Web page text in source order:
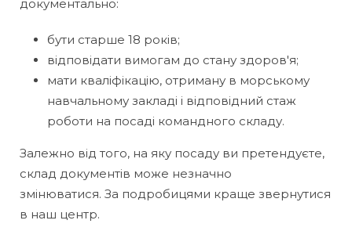
документально:
бути старше 18 років;
відповідати вимогам до стану здоров'я;
мати кваліфікацію, отриману в морському
навчальному закладі і відповідний стаж
роботи на посаді командного складу.
Залежно від того, на яку посаду ви претендуєте,
склад документів може незначно
змінюватися. За подробицями краще звернутися
в наш центр.